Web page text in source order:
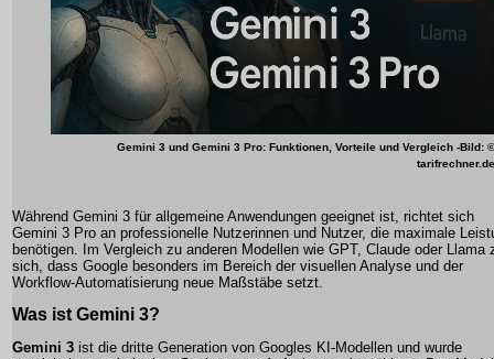
Gemini 3 und Gemini 3 Pro: Funktionen, Vorteile und Vergleich -Bild: ©
tarifrechner.de
Während Gemini 3 für allgemeine Anwendungen geeignet ist, richtet sich
Gemini 3 Pro an professionelle Nutzerinnen und Nutzer, die maximale
benötigen. Im Vergleich zu anderen Modellen wie GPT, Claude oder Llama
sich, dass Google besonders im Bereich der visuellen Analyse und der
Workflow-Automatisierung neue Maßstäbe setzt.
Was ist Gemini 3?
Gemini 3 ist die dritte Generation von Googles KI-Modellen und wurde